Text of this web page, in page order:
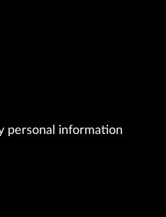
personal information